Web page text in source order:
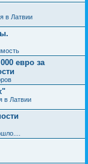
в Латвии
евро за
в Латвии